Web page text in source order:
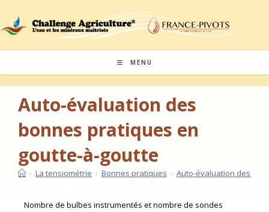
MENU
Auto-évaluation des
bonnes pratiques en
goutte-à-goutte
› La tensiométrie › Bonnes pratiques › Auto-évaluation des
Nombre de bulbes instrumentés et nombre de sondes